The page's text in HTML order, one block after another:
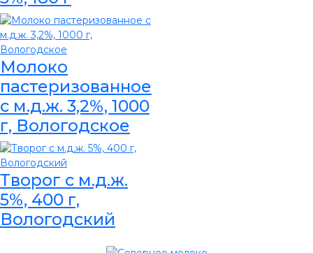
Молоко
пастеризованное
с м.д.ж. 3,2%, 1000
г, Вологодское
Творог с м.д.ж.
5%, 400 г,
Вологодский